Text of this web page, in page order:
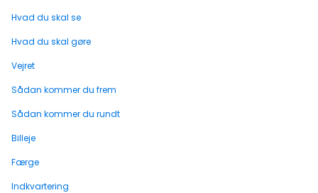
Hvad du skal se
Hvad du skal gøre
Vejret
Sådan kommer du frem
Sådan kommer du rundt
Billeje
Færge
Indkvartering